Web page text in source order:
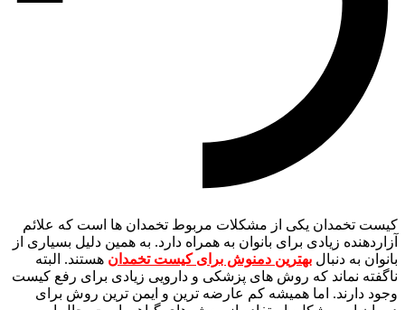
کیست تخمدان یکی از مشکلات مربوط تخمدان ها است که علائم
آزاردهنده زیادی برای بانوان به همراه دارد. به همین دلیل بسیاری از
بانوان به دنبال بهترین دمنوش برای کیست تخمدان هستند. البته
ناگفته نماند که روش های پزشکی و دارویی زیادی برای رفع کیست
وجود دارند. اما همیشه کم عارضه ترین و ایمن ترین روش برای